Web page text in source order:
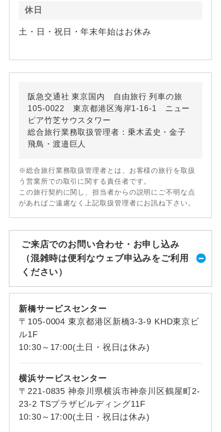
休日
土・日・祝日・年末年始はお休み
阪急交通社 東京国内 自由旅行 列車の旅
105-0022 東京都港区海岸1-16-1 ニュー
ピア竹芝サウスタワー
総合旅行業務取扱管理者：乗木孟史・金子
飛鳥・渡邉巨人
※総合旅行業務取扱管理者とは、お客様の旅行を取扱
う営業所での取引に関する責任者です。
この旅行契約に関し、担当者からの説明にご不明な点
があればご遠慮なく上記取扱管理者にお訊ね下さい。
ご来店でのお問い合わせ・お申し込み
（混雑時は便利なウェブ申込みをご利用
ください）
新橋サービスセンター
〒105-0004 東京都港区新橋3-3-9 KHD東京ビ
ル1F
10:30～17:00(土日・祝日は休み)
横浜サービスセンター
〒221-0835 神奈川県横浜市神奈川区鶴屋町2-
23-2 TSプラザビルディング11F
10:30～17:00(土日・祝日は休み)